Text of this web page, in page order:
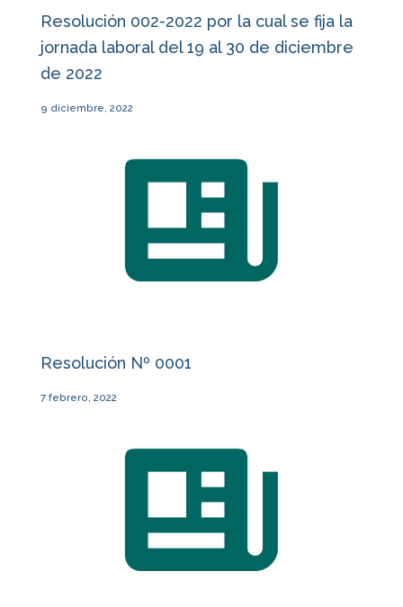
Resolución 002-2022 por la cual se fija la
jornada laboral del 19 al 30 de diciembre
de 2022
9 diciembre, 2022
Resolución Nº 0001
7 febrero, 2022